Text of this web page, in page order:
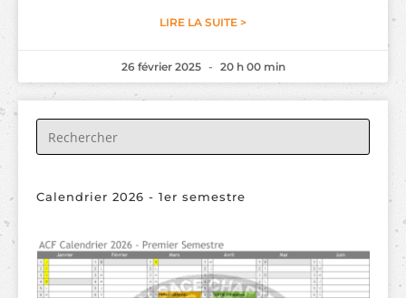
LIRE LA SUITE >
26 février 2025 20 h 00 min
Calendrier 2026 - 1er semestre